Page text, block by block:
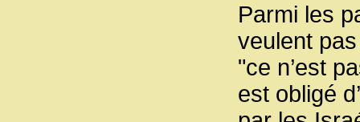
Parmi les
veulent
"ce n’est
est obligé